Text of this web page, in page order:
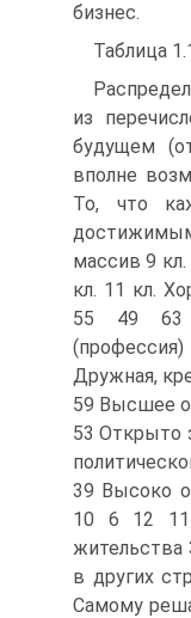
бизнес.
Таблица
из
будущем
вполне
То, что
массив 9 кл.
кл. 11 кл.
55 49 63
(профессия)
Дружная,
59 Высшее
53 Открыто
39 Высоко
10 6 12 11
жительства
в других
Самому